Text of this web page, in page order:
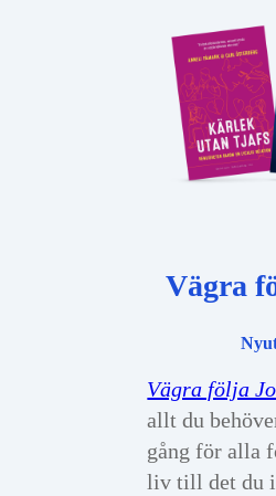
Vägra
Vägra följa
allt du
gång för alla
liv till det du